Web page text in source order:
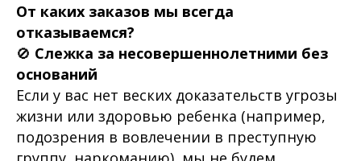
От каких заказов мы всегда
отказываемся?
🚫 Слежка за несовершеннолетними без
оснований
Если у вас нет веских доказательств угрозы
жизни или здоровью ребенка (например,
подозрения в вовлечении в преступную